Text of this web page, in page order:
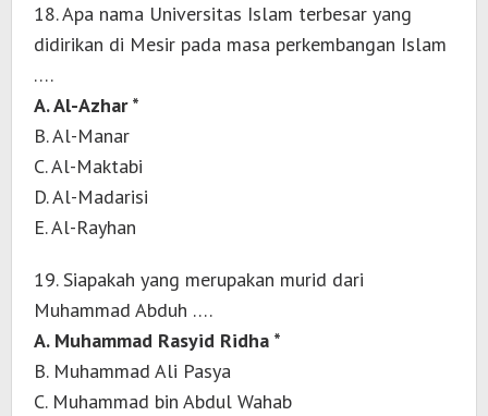
18. Apa nama Universitas Islam terbesar yang
didirikan di Mesir pada masa perkembangan Islam
….
A. Al-Azhar *
B. Al-Manar
C. Al-Maktabi
D. Al-Madarisi
E. Al-Rayhan
19. Siapakah yang merupakan murid dari
Muhammad Abduh ….
A. Muhammad Rasyid Ridha *
B. Muhammad Ali Pasya
C. Muhammad bin Abdul Wahab